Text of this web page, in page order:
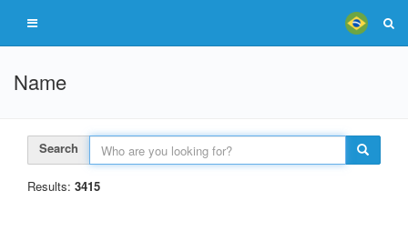
Name
Search
Results: 3415